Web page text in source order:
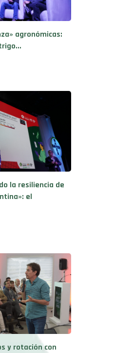
agronómicas:
la resiliencia de
el
y rotación con